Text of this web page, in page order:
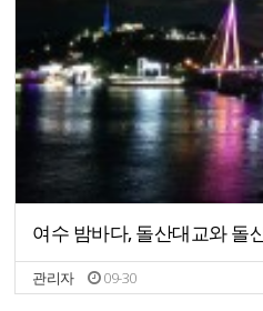
여수 밤바다, 돌산대교와 돌
관리자 09-30